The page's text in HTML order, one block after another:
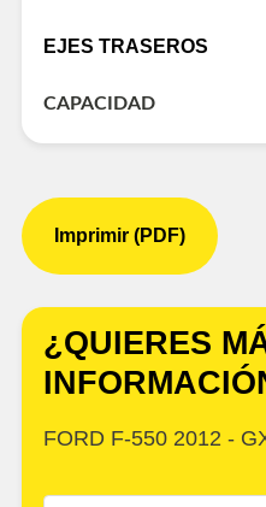
EJES TRASEROS
CAPACIDAD
Imprimir (PDF)
¿QUIERES
FORD F-550 2012 -